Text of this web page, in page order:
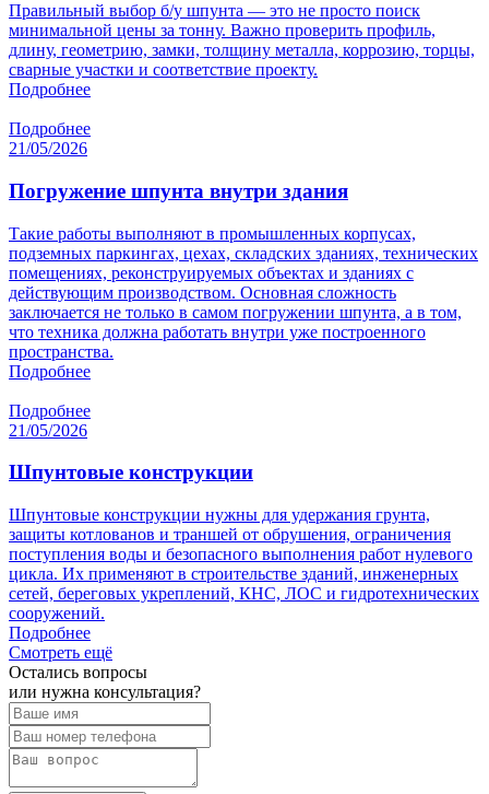
Правильный выбор б/у шпунта — это не просто поиск
минимальной цены за тонну. Важно проверить профиль,
длину, геометрию, замки, толщину металла, коррозию, торцы,
сварные участки и соответствие проекту.
Подробнее
Подробнее
21/05/2026
Погружение шпунта внутри здания
Такие работы выполняют в промышленных корпусах,
подземных паркингах, цехах, складских зданиях, технических
помещениях, реконструируемых объектах и зданиях с
действующим производством. Основная сложность
заключается не только в самом погружении шпунта, а в том,
что техника должна работать внутри уже построенного
пространства.
Подробнее
Подробнее
21/05/2026
Шпунтовые конструкции
Шпунтовые конструкции нужны для удержания грунта,
защиты котлованов и траншей от обрушения, ограничения
поступления воды и безопасного выполнения работ нулевого
цикла. Их применяют в строительстве зданий, инженерных
сетей, береговых укреплений, КНС, ЛОС и гидротехнических
сооружений.
Подробнее
Смотреть ещё
Остались вопросы
или нужна консультация?